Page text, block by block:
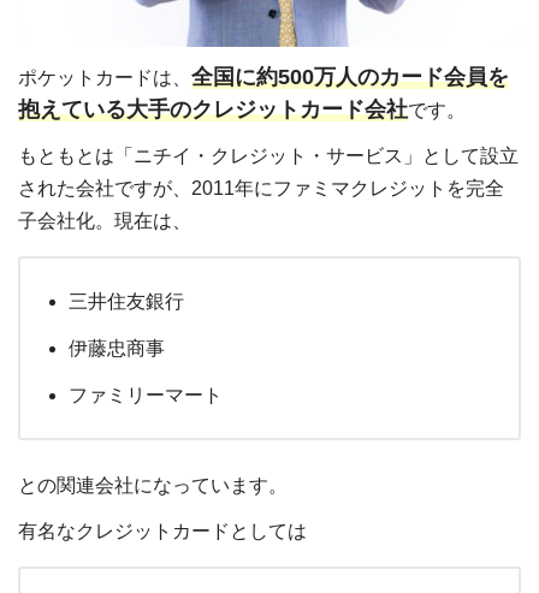
ポケットカードは、 全国に約500万人のカード会員を
抱えている大手のクレジットカード会社です。
もともとは「ニチイ・クレジット・サービス」として設立
された会社ですが、2011年にファミマクレジットを完全
子会社化。現在は、
三井住友銀行
伊藤忠商事
ファミリーマート
との関連会社になっています。
有名なクレジットカードとしては